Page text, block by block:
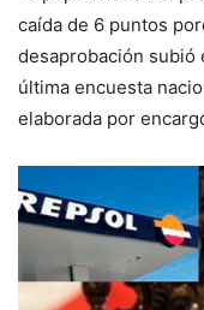
caída de 6 puntos
desaprobación subió
última encuesta
elaborada por